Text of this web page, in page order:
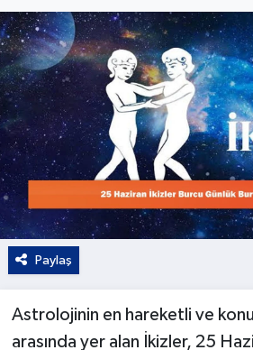
Paylaş
Astrolojinin en hareketli ve
arasında yer alan İkizler, 25
Teknoloji
Kültür - Sanat
Yaşam
Haber Arşivi